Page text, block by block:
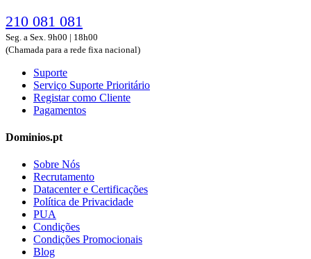
210 081 081
Seg. a Sex. 9h00 | 18h00
(Chamada para a rede fixa nacional)
Suporte
Serviço Suporte Prioritário
Registar como Cliente
Pagamentos
Dominios.pt
Sobre Nós
Recrutamento
Datacenter e Certificações
Política de Privacidade
PUA
Condições
Condições Promocionais
Blog